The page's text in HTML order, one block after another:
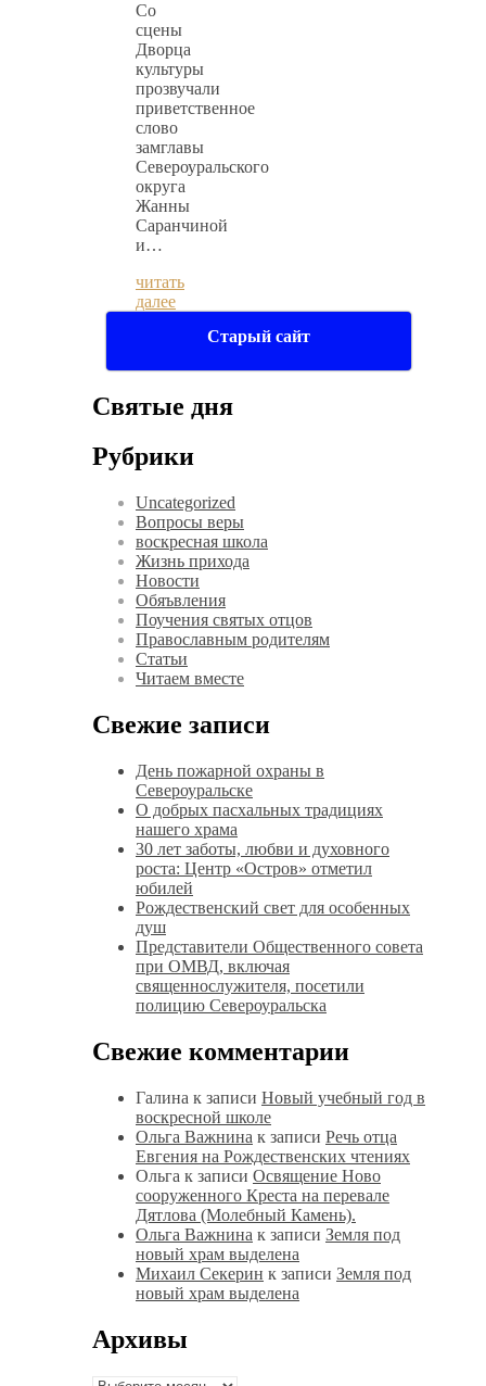
Со
сцены
Дворца
культуры
прозвучали
приветственное
слово
замглавы
Североуральского
округа
Жанны
Саранчиной
и…
читать
далее
Старый сайт
Святые дня
Рубрики
Uncategorized
Вопросы веры
воскресная школа
Жизнь прихода
Новости
Обяъвления
Поучения святых отцов
Православным родителям
Статьи
Читаем вместе
Свежие записи
День пожарной охраны в
Североуральске
О добрых пасхальных традициях
нашего храма
30 лет заботы, любви и духовного
роста: Центр «Остров» отметил
юбилей
Рождественский свет для особенных
душ
Представители Общественного совета
при ОМВД, включая
священнослужителя, посетили
полицию Североуральска
Свежие комментарии
Галина к записи Новый учебный год в
воскресной школе
Ольга Важнина к записи Речь отца
Евгения на Рождественских чтениях
Ольга к записи Освящение Ново
сооруженного Креста на перевале
Дятлова (Молебный Камень).
Ольга Важнина к записи Земля под
новый храм выделена
Михаил Секерин к записи Земля под
новый храм выделена
Архивы